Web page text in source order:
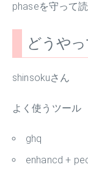
phaseを守って
どうや
shinsokuさん
よく使うツール
ghq
enhancd +